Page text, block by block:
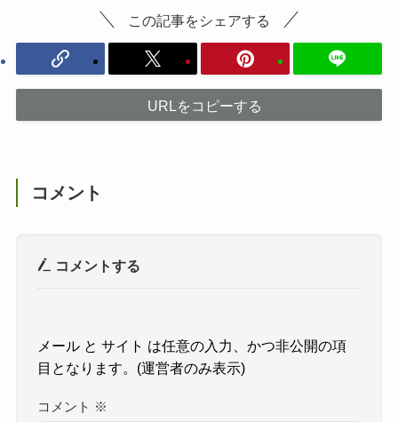
この記事をシェアする
URLをコピーする
コメント
コメントする
コメント ※